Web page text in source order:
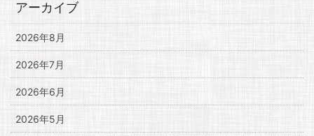
アーカイブ
2026年8月
2026年7月
2026年6月
2026年5月